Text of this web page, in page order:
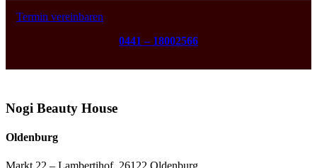
Termin vereinbaren
0441 – 18002566
Nogi Beauty House
Oldenburg
Markt 22 – Lambertihof, 26122 Oldenburg